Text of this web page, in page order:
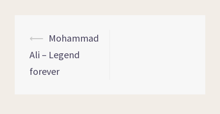
⟵ Mohammad
Ali – Legend
forever